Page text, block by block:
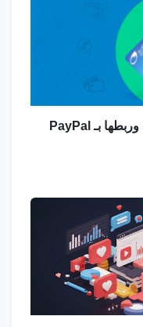
استخراج فيزا Easy Pay الجديدة وربطها بـ PayPal